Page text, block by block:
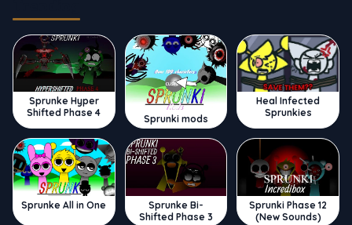
Sprunke Hyper
Shifted Phase 4
Sprunki mods
Heal Infected
Sprunkies
Sprunke All in One
Sprunke Bi-
Shifted Phase 3
Sprunki Phase 12
(New Sounds)